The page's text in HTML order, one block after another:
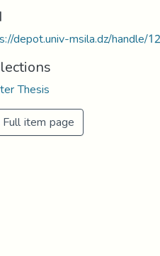
depot.univ-msila.dz/handle/
Thesis
Full item page